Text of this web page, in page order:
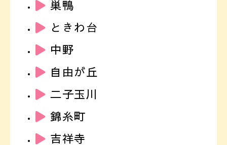
巣鴨
ときわ台
中野
自由が丘
二子玉川
錦糸町
吉祥寺